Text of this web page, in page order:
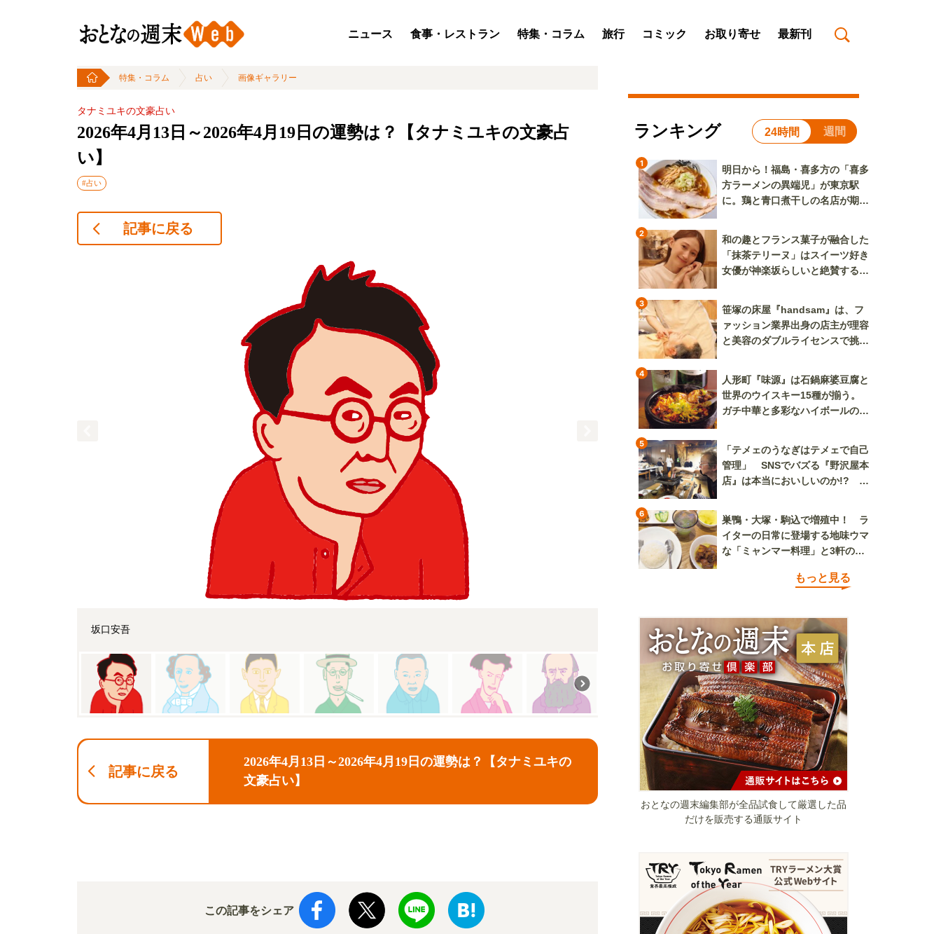
ニュース 食事・レストラン 特集・コラム 旅行 コミック お取り寄せ 最新刊
特集・コラム 占い 画像ギャラリー
タナミユキの文豪占い
2026年4月13日～2026年4月19日の運勢は？【タナミユキの文豪占
い】
#占い
記事に戻る
坂口安吾
記事に戻る
2026年4月13日～2026年4月19日の運勢は？【タナミユキの
文豪占い】
この記事をシェア
ランキング 24時間 週間
1
明日から！福島・喜多方の「喜多
方ラーメンの異端児」が東京駅
に。鶏と青口煮干しの名店が期間
2
和の趣とフランス菓子が融合した
「抹茶テリーヌ」はスイーツ好き
女優が神楽坂らしいと絶賛する逸
3
笹塚の床屋『handsam』は、フ
ァッション業界出身の店主が理容
と美容のダブルライセンスで挑む
4
人形町『味源』は石鍋麻婆豆腐と
世界のウイスキー15種が揃う。
ガチ中華と多彩なハイボールの組
5
「テメェのうなぎはテメェで自己
管理」 SNSでバズる『野沢屋本
店』は本当においしいのか!? い
6
巣鴨・大塚・駒込で増殖中！ ラ
イターの日常に登場する地味ウマ
な「ミャンマー料理」と3軒のニ
もっと見る
おとなの週末編集部が全品試食して厳選した品
だけを販売する通販サイト